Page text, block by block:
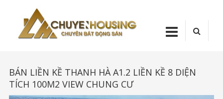
BÁN LIỀN KỀ THANH HÀ A1.2 LIỀN KỀ 8 DIỆN
TÍCH 100M2 VIEW CHUNG CƯ